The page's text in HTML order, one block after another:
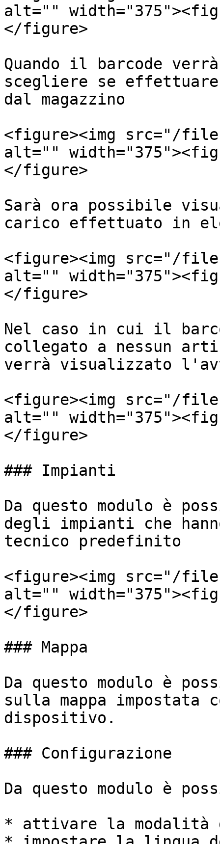
alt=""
</figure>
Quando il barcode
scegliere se
dal magazzino
<figure><img src="/
alt=""
</figure>
Sarà ora possibile
carico effettuato in
<figure><img src="/files/
alt=""
</figure>
Nel caso in cui il
collegato a nessun
verrà visualizzato
<figure><img src="/
alt=""
</figure>
### Impianti
Da questo modulo è
degli impianti che
tecnico predefinito
<figure><img src="/files/
alt=""
</figure>
### Mappa
Da questo modulo è
sulla mappa impostata
dispositivo.
### Configurazione
Da questo modulo è
* attivare la modalità